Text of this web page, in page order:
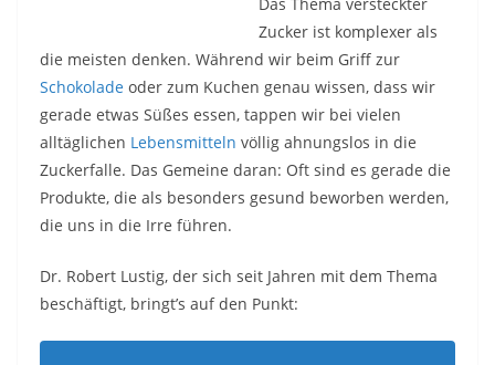
Zucker ist komplexer als
die meisten denken. Während wir beim Griff zur
Schokolade oder zum Kuchen genau wissen, dass wir
gerade etwas Süßes essen, tappen wir bei vielen
alltäglichen Lebensmitteln völlig ahnungslos in die
Zuckerfalle. Das Gemeine daran: Oft sind es gerade die
Produkte, die als besonders gesund beworben werden,
die uns in die Irre führen.
Dr. Robert Lustig, der sich seit Jahren mit dem Thema
beschäftigt, bringt’s auf den Punkt: